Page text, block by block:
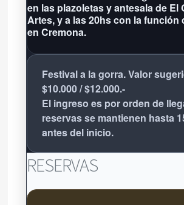
en las plazoletas y antesala de El
Artes, y a las 20hs con la función
en Cremona.
Festival a la gorra. Valor
$10.000 / $12.000.-
El ingreso es por orden de
reservas se mantienen hasta
antes del inicio.
RESERVAS